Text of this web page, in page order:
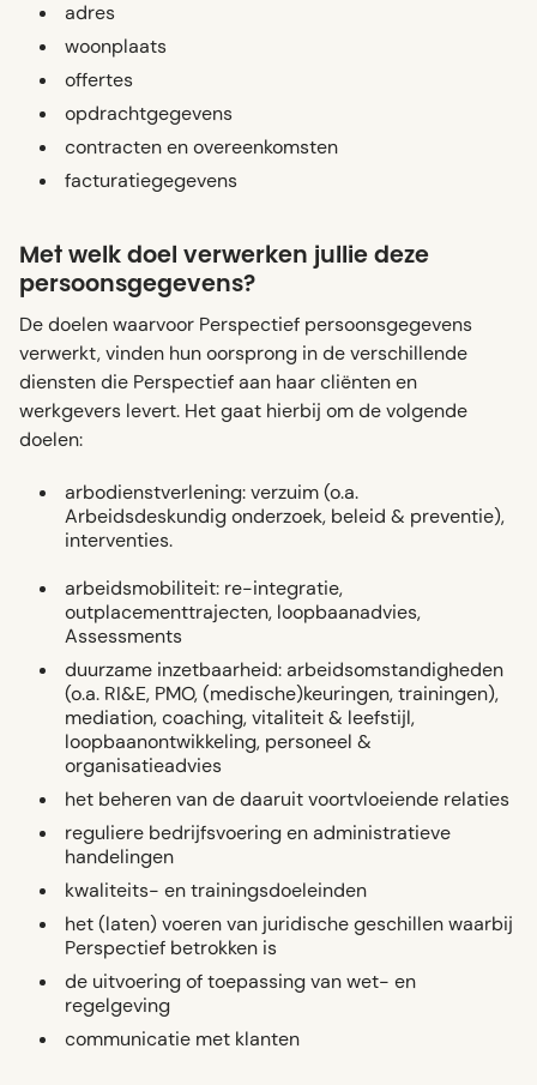
adres
woonplaats
offertes
opdrachtgegevens
contracten en overeenkomsten
facturatiegegevens
Met welk doel verwerken jullie deze
persoonsgegevens?
De doelen waarvoor Perspectief persoonsgegevens
verwerkt, vinden hun oorsprong in de verschillende
diensten die Perspectief aan haar cliënten en
werkgevers levert. Het gaat hierbij om de volgende
doelen:
arbodienstverlening: verzuim (o.a.
Arbeidsdeskundig onderzoek, beleid & preventie),
interventies.
arbeidsmobiliteit: re-integratie,
outplacementtrajecten, loopbaanadvies,
Assessments
duurzame inzetbaarheid: arbeidsomstandigheden
(o.a. RI&E, PMO, (medische)keuringen, trainingen),
mediation, coaching, vitaliteit & leefstijl,
loopbaanontwikkeling, personeel &
organisatieadvies
het beheren van de daaruit voortvloeiende relaties
reguliere bedrijfsvoering en administratieve
handelingen
kwaliteits- en trainingsdoeleinden
het (laten) voeren van juridische geschillen waarbij
Perspectief betrokken is
de uitvoering of toepassing van wet- en
regelgeving
communicatie met klanten